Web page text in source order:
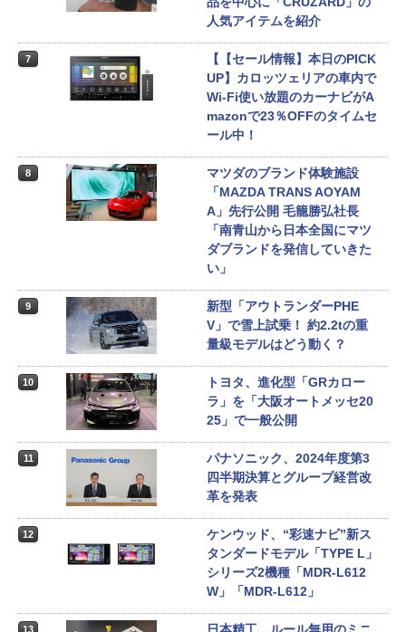
人気アイテムを紹介
7
【【セール情報】本日のPICK
UP】カロッツェリアの車内で
Wi-Fi使い放題のカーナビがA
mazonで23％OFFのタイムセ
ール中！
8
マツダのブランド体験施設
「MAZDA TRANS AOYAM
A」先行公開 毛籠勝弘社長
「南青山から日本全国にマツ
ダブランドを発信していきた
い」
9
新型「アウトランダーPHE
V」で雪上試乗！ 約2.2tの重
量級モデルはどう動く？
10
トヨタ、進化型「GRカロー
ラ」を「大阪オートメッセ20
25」で一般公開
11
パナソニック、2024年度第3
四半期決算とグループ経営改
革を発表
12
ケンウッド、“彩速ナビ”新ス
タンダードモデル「TYPE L」
シリーズ2機種「MDR-L612
W」「MDR-L612」
13